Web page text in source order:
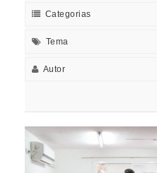
Categorias
Tema
Autor